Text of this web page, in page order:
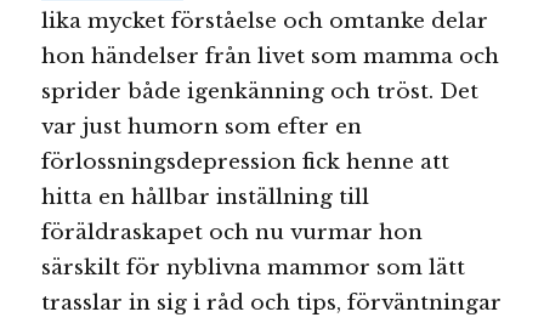
lika mycket förståelse och omtanke delar
hon händelser från livet som mamma och
sprider både igenkänning och tröst. Det
var just humorn som efter en
förlossningsdepression fick henne att
hitta en hållbar inställning till
föräldraskapet och nu vurmar hon
särskilt för nyblivna mammor som lätt
trasslar in sig i råd och tips, förväntningar